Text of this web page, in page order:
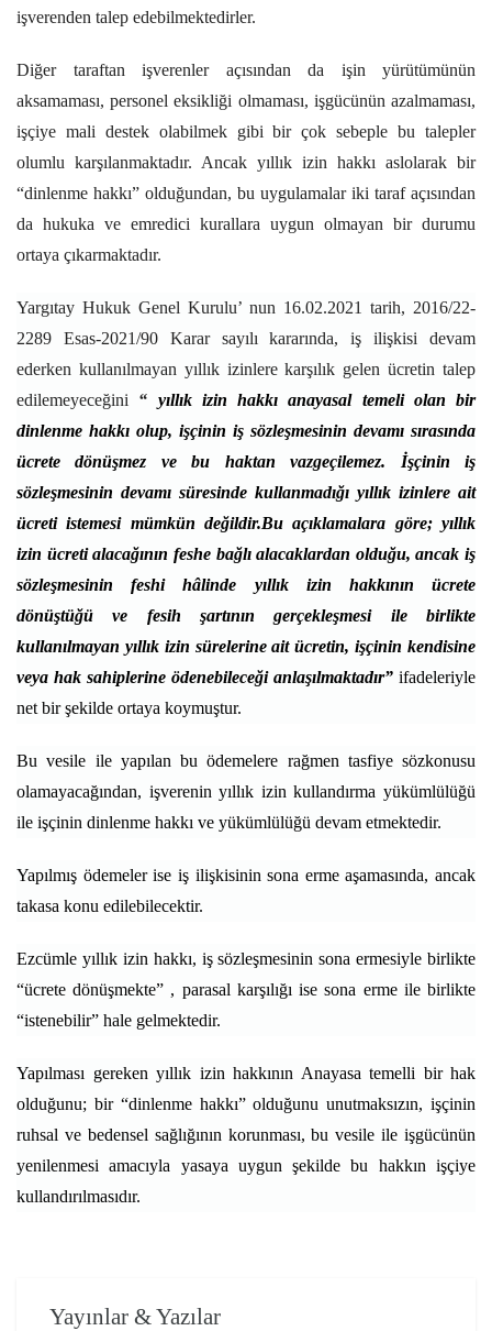
işverenden talep edebilmektedirler.
Diğer taraftan işverenler açısından da işin yürütümünün
aksamaması, personel eksikliği olmaması, işgücünün azalmaması,
işçiye mali destek olabilmek gibi bir çok sebeple bu talepler
olumlu karşılanmaktadır. Ancak yıllık izin hakkı aslolarak bir
“dinlenme hakkı” olduğundan, bu uygulamalar iki taraf açısından
da hukuka ve emredici kurallara uygun olmayan bir durumu
ortaya çıkarmaktadır.
Yargıtay Hukuk Genel Kurulu’ nun 16.02.2021 tarih, 2016/22-
2289 Esas-2021/90 Karar sayılı kararında, iş ilişkisi devam
ederken kullanılmayan yıllık izinlere karşılık gelen ücretin talep
edilemeyeceğini “ yıllık izin hakkı anayasal temeli olan bir
dinlenme hakkı olup, işçinin iş sözleşmesinin devamı sırasında
ücrete dönüşmez ve bu haktan vazgeçilemez. İşçinin iş
sözleşmesinin devamı süresinde kullanmadığı yıllık izinlere ait
ücreti istemesi mümkün değildir.Bu açıklamalara göre; yıllık
izin ücreti alacağının feshe bağlı alacaklardan olduğu, ancak iş
sözleşmesinin feshi hâlinde yıllık izin hakkının ücrete
dönüştüğü ve fesih şartının gerçekleşmesi ile birlikte
kullanılmayan yıllık izin sürelerine ait ücretin, işçinin kendisine
veya hak sahiplerine ödenebileceği anlaşılmaktadır” ifadeleriyle
net bir şekilde ortaya koymuştur.
Bu vesile ile yapılan bu ödemelere rağmen tasfiye sözkonusu
olamayacağından, işverenin yıllık izin kullandırma yükümlülüğü
ile işçinin dinlenme hakkı ve yükümlülüğü devam etmektedir.
Yapılmış ödemeler ise iş ilişkisinin sona erme aşamasında, ancak
takasa konu edilebilecektir.
Ezcümle yıllık izin hakkı, iş sözleşmesinin sona ermesiyle birlikte
“ücrete dönüşmekte” , parasal karşılığı ise sona erme ile birlikte
“istenebilir” hale gelmektedir.
Yapılması gereken yıllık izin hakkının Anayasa temelli bir hak
olduğunu; bir “dinlenme hakkı” olduğunu unutmaksızın, işçinin
ruhsal ve bedensel sağlığının korunması, bu vesile ile işgücünün
yenilenmesi amacıyla yasaya uygun şekilde bu hakkın işçiye
kullandırılmasıdır.
Yayınlar & Yazılar